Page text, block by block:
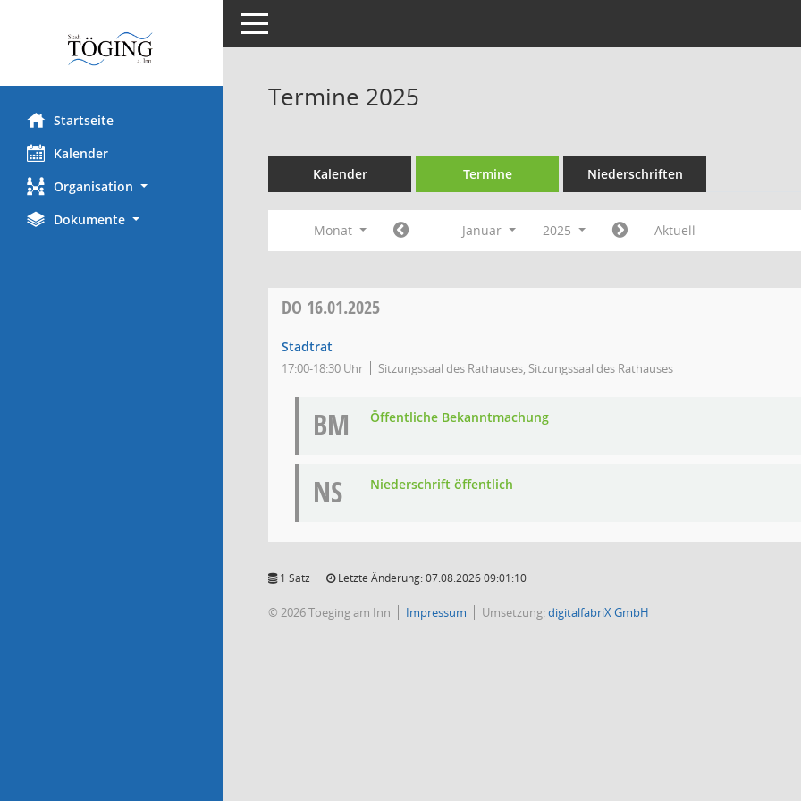
Startseite
Kalender
Organisation
Dokumente
Toggle navigation
Termine 2025
Kalender Termine Niederschriften
Monat Januar 2025 Aktuell
DO 16.01.2025
Stadtrat
17:00-18:30 Uhr Sitzungssaal des Rathauses, Sitzungssaal des Rathauses
BM Öffentliche Bekanntmachung
NS Niederschrift öffentlich
1 Satz Letzte Änderung: 07.08.2026 09:01:10
© 2026 Toeging am Inn Impressum Umsetzung:digitalfabriX GmbH